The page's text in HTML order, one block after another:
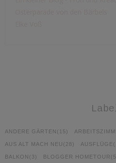
ANDERE GÄRTEN (15)
AUS ALT MACH NEU (28) AUSFLÜGE
BALKON (3) BLOGGER HOMETOUR